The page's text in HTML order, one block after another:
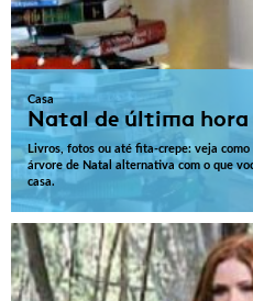
Casa
Natal de última hora
Livros, fotos ou até fita-crepe: veja como
árvore de Natal alternativa com o que
casa.